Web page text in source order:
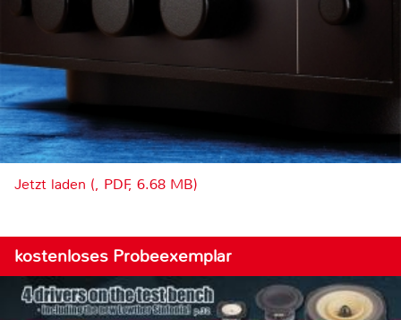
Jetzt laden (, PDF, 6.68 MB)
kostenloses Probeexemplar